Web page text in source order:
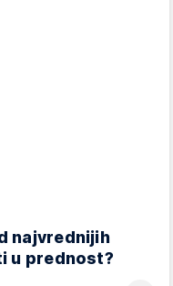
najvrednijih
u prednost?